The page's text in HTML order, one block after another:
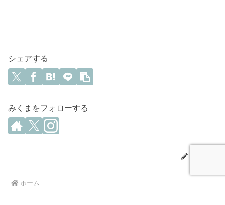
シェアする
みくまをフォローする
ホーム